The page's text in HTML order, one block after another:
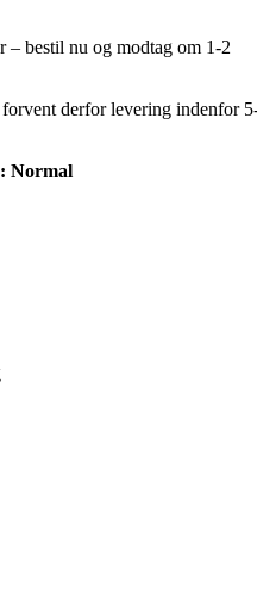
– bestil nu og modtag om 1-2
derfor levering indenfor
Normal